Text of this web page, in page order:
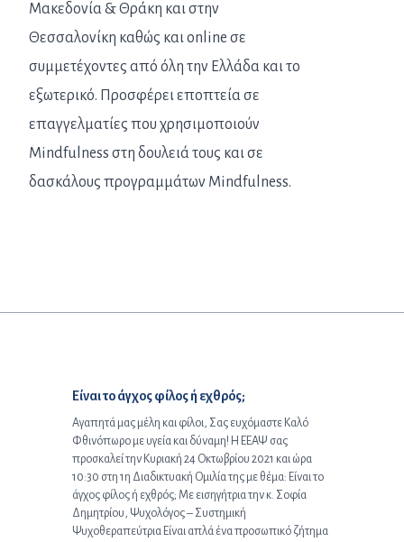
Μακεδονία & Θράκη και στην
Θεσσαλονίκη καθώς και online σε
συμμετέχοντες από όλη την Ελλάδα και το
εξωτερικό. Προσφέρει εποπτεία σε
επαγγελματίες που χρησιμοποιούν
Mindfulness στη δουλειά τους και σε
δασκάλους προγραμμάτων Mindfulness.
Προηγούμενο άρθρο:
Είναι το άγχος φίλος ή εχθρός;
Αγαπητά μας μέλη και φίλοι, Σας ευχόμαστε Καλό
Φθινόπωρο με υγεία και δύναμη! Η ΕΕΑΨ σας
προσκαλεί την Κυριακή 24 Οκτωβρίου 2021 και ώρα
10:30 στη 1η Διαδικτυακή Ομιλία της με θέμα: Είναι το
άγχος φίλος ή εχθρός; Με εισηγήτρια την κ. Σοφία
Δημητρίου, Ψυχολόγος – Συστημική
Ψυχοθεραπεύτρια Είναι απλά ένα προσωπικό ζήτημα